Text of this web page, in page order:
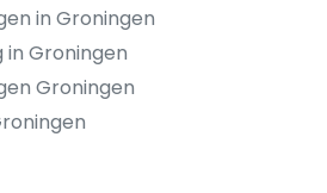
in Groningen
in Groningen
Groningen